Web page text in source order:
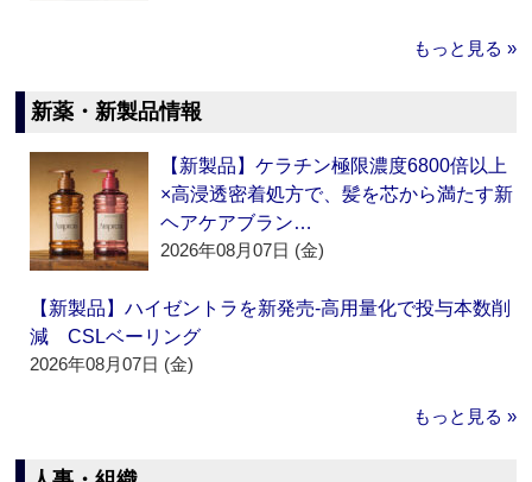
もっと見る »
新薬・新製品情報
【新製品】ケラチン極限濃度6800倍以上
×高浸透密着処方で、髪を芯から満たす新
ヘアケアブラン…
2026年08月07日 (金)
【新製品】ハイゼントラを新発売‐高用量化で投与本数削
減 CSLベーリング
2026年08月07日 (金)
もっと見る »